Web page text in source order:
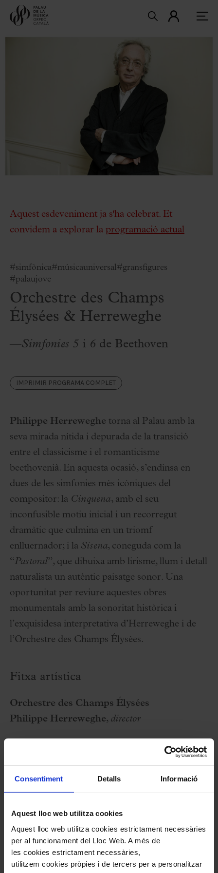
Consentiment Detalls Informació
Aquest lloc web utilitza cookies
Aquest lloc web utilitza cookies estrictament necessàries
per al funcionament del Lloc Web. A més de
les cookies estrictament necessàries,
utilitzem cookies pròpies i de tercers per a personalitzar
Aquest esdeveniment ja s'ha celebrat. Et
convidem a explorar la programació actual
#simfònica#músicauniversal#gransfigures
#palaujove
Orchestre des Champs
Élysées & Herreweghe
—Simfonies 5 i 6 de Beethoven
IMPRIMIR PROGRAMA COMPLET
Philippe Herreweghe torna al Palau amb la
seva mirada nítida i depurada de la transició
entre el classicisme i el romanticisme
beethovenià. En aquesta ocasió, s’endinsa en
dues de les simfonies més icòniques del
compositor: la Cinquena, amb el seu
inconfusible motiu inicial i un recorregut
dramàtic que culmina en un triomf
enlluernador; i la Sisena, coneguda com la
“Pastoral”, que dibuixa amb lirisme, llum i detall
naturalista un autèntic paisatge sonor. Una
oportunitat per reviure aquestes obres
monumentals amb la sonoritat històrica i
l’exquisidesa interpretativa d’Herreweghe i de
l’Orchestre des Champs Élysées.
Fitxa artística
Orchestre des Champs Élysées
Philippe Herreweghe, director
L. VAN BEETHOVEN: Simfonia núm. 6, en Fa
L. VAN BEETHOVEN: Simfonia núm. 5, en Do
menor, op. 67
23 Octubre 2025